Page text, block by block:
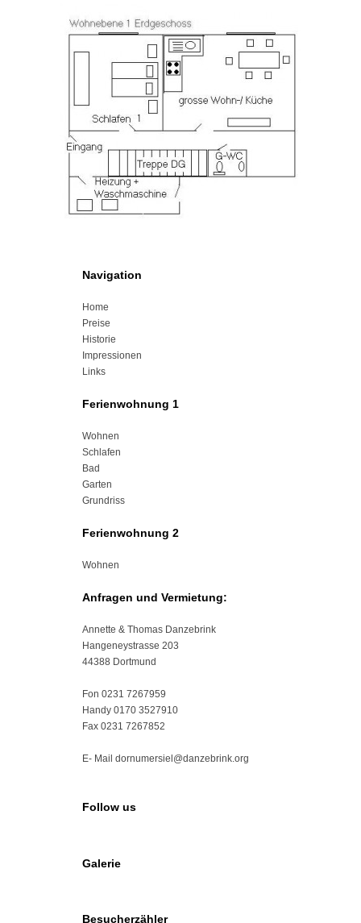
Navigation
Home
Preise
Historie
Impressionen
Links
Ferienwohnung 1
Wohnen
Schlafen
Bad
Garten
Grundriss
Ferienwohnung 2
Wohnen
Anfragen und Vermietung:
Annette & Thomas Danzebrink
Hangeneystrasse 203
44388 Dortmund
Fon 0231 7267959
Handy 0170 3527910
Fax 0231 7267852
E- Mail dornumersiel@danzebrink.org
Follow us
Galerie
Besucherzähler